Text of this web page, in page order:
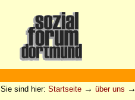
Werkzeuge
Sie sind hier: Startseite → über uns →